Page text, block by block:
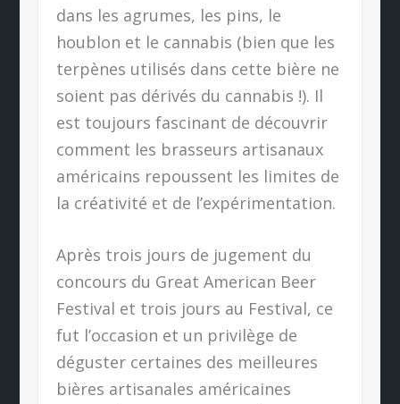
dans les agrumes, les pins, le
houblon et le cannabis (bien que les
terpènes utilisés dans cette bière ne
soient pas dérivés du cannabis !). Il
est toujours fascinant de découvrir
comment les brasseurs artisanaux
américains repoussent les limites de
la créativité et de l’expérimentation.
Après trois jours de jugement du
concours du Great American Beer
Festival et trois jours au Festival, ce
fut l’occasion et un privilège de
déguster certaines des meilleures
bières artisanales américaines